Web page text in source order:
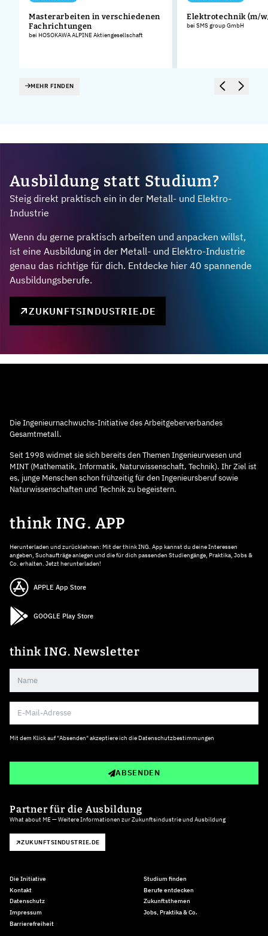
Masterarbeiten in verschiedenen
Fachrichtungen
bei HOSOKAWA ALPINE Aktiengesellschaft
Elektrotechnik (m/
bei SMS group GmbH
MEHR FINDEN
Ausbildung statt Studium?
Steig direkt praktisch ein in der Metall- und Elektro-
Industrie
Wenn du gerne praktisch arbeiten und anpacken willst,
ist eine Ausbildung in der Metall- und Elektro-Industrie
genau das richtige für dich. Entdecke hier 40 spannende
Ausbildungsberufe.
ZUKUNFTSINDUSTRIE.DE
Die Ingenieurnachwuchs-Initiative des Arbeitgeberverbandes
Gesamtmetall.
Seit 1998 widmet sie sich bereits den Themen Ingenieurwesen und
MINT (Mathematik, Informatik, Naturwissenschaft, Technik). Ihr Ziel ist
es, junge Menschen schon frühzeitig für den Ingenieursberuf sowie
Naturwissenschaften und Technik zu begeistern.
think ING. APP
Herunterladen und zurücklehnen: Mit der think ING. App kannst du deine Interessen
angeben, Suchaufträge anlegen und die für dich passenden Studiengänge, Praktika, Jobs &
Co. erhalten. Jetzt herunterladen!
APPLE App Store
GOOGLE Play Store
think ING. Newsletter
Mit dem Klick auf "Absenden" akzeptiere ich die Datenschutzbestimmungen
ABSENDEN
Partner für die Ausbildung
What about ME — Weitere Informationen zur Zukunftsindustrie und Ausbildung
ZUKUNFTSINDUSTRIE.DE
Die Initiative
Kontakt
Datenschutz
Impressum
Barrierefreiheit
Studium finden
Berufe entdecken
Zukunftsthemen
Jobs, Praktika & Co.